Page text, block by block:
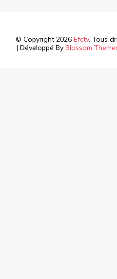
© Copyright 2026 Efctv. Tous
| Développé By Blossom